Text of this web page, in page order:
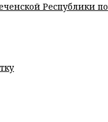
Республики по